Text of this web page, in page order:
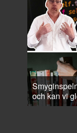
och kan vi